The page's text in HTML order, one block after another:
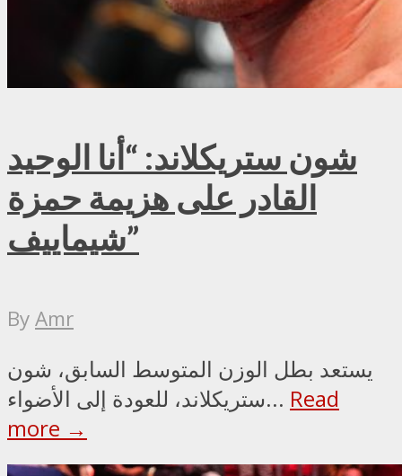
شون ستريكلاند: “أنا الوحيد
القادر على هزيمة حمزة
شيماييف”
ByAmr
يستعد بطل الوزن المتوسط السابق، شون
ستريكلاند، للعودة إلى الأضواء... Read
more →